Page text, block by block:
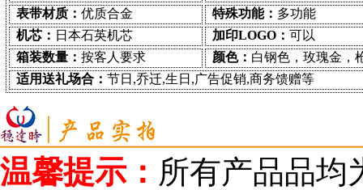
表带材质： 优质合金 特殊功能： 多功能
机芯： 日本石英机芯 加印LOGO： 可以
箱装数量： 按客人要求 颜色： 白钢色，玫瑰金，
适用送礼场合： 节日,乔迁,生日,广告促销,商务馈赠等
温馨提示： 所有产品品均